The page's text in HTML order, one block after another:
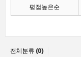
평점높은순
전체분류 (0)